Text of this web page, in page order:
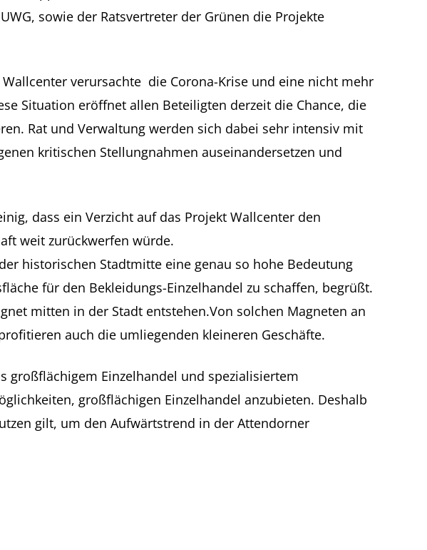
sowie der Ratsvertreter der Grünen die Projekte
verursachte die Corona-Krise und eine nicht mehr
Situation eröffnet allen Beteiligten derzeit die Chance, die
Rat und Verwaltung werden sich dabei sehr intensiv mit
kritischen Stellungnahmen auseinandersetzen und
dass ein Verzicht auf das Projekt Wallcenter den
weit zurückwerfen würde.
historischen Stadtmitte eine genau so hohe Bedeutung
für den Bekleidungs-Einzelhandel zu schaffen, begrüßt.
mitten in der Stadt entstehen.Von solchen Magneten an
auch die umliegenden kleineren Geschäfte.
großflächigem Einzelhandel und spezialisiertem
großflächigen Einzelhandel anzubieten. Deshalb
gilt, um den Aufwärtstrend in der Attendorner